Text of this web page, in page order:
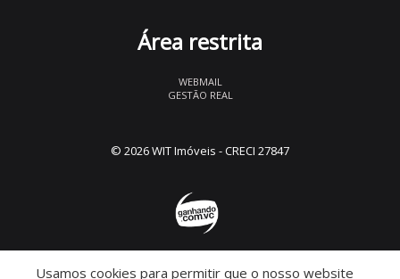
Área restrita
WEBMAIL
GESTÃO REAL
© 2026 WIT Imóveis - CRECI 27847
Descomplicado por:
Usamos cookies para permitir que o nosso website